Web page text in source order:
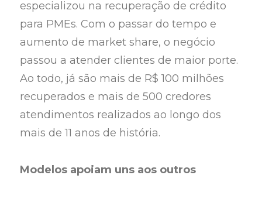
especializou na recuperação de crédito
para PMEs. Com o passar do tempo e
aumento de market share, o negócio
passou a atender clientes de maior porte.
Ao todo, já são mais de R$ 100 milhões
recuperados e mais de 500 credores
atendimentos realizados ao longo dos
mais de 11 anos de história.
Modelos apoiam uns aos outros